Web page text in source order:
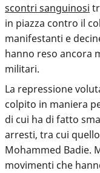
scontri sanguinosi
in piazza contro il
manifestanti e
hanno reso ancora
militari.
La repressione
colpito in maniera
di cui ha di fatto
arresti, tra cui
Mohammed Badie.
movimenti che